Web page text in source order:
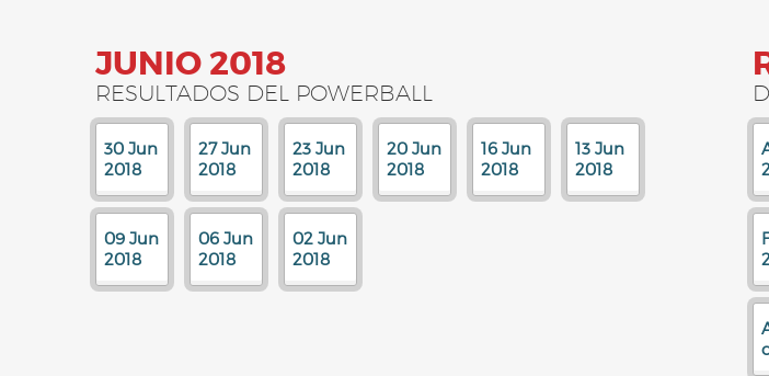
JUNIO 2018
RESULTADOS DEL POWERBALL
30 Jun
2018
27 Jun
2018
23 Jun
2018
20 Jun
2018
16 Jun
2018
13 Jun
2018
09 Jun
2018
06 Jun
2018
02 Jun
2018